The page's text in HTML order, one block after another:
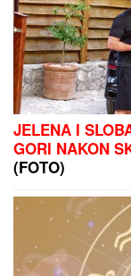
(FOTO) NAKON
NASLEDNICI
ćerke, Vasilija